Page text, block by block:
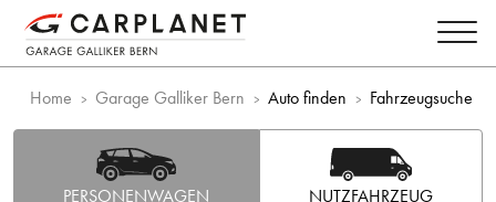
Home Garage Galliker Bern Auto finden Fahrzeugsuche
PERSONENWAGEN NUTZFAHRZEUG